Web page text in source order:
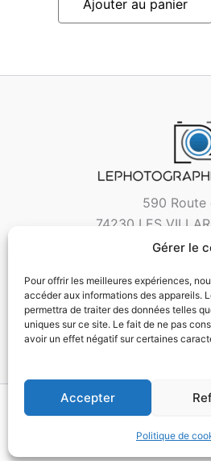
Gérer le
Pour offrir les meilleures expériences,
accéder aux informations des appareils.
permettra de traiter des données telles
uniques sur ce site. Le fait de ne pas
avoir un effet négatif sur certaines
Accepter
Politique de
Ajouter au panier
590 Route
74230 LES